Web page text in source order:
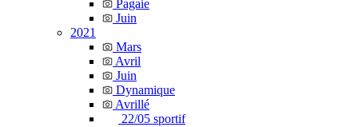
Pagaie
Juin
2021
Mars
Avril
Juin
Dynamique
Avrillé
22/05 sportif